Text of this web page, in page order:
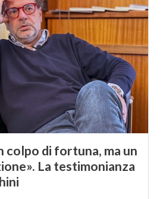
colpo di fortuna, ma un
La testimonianza